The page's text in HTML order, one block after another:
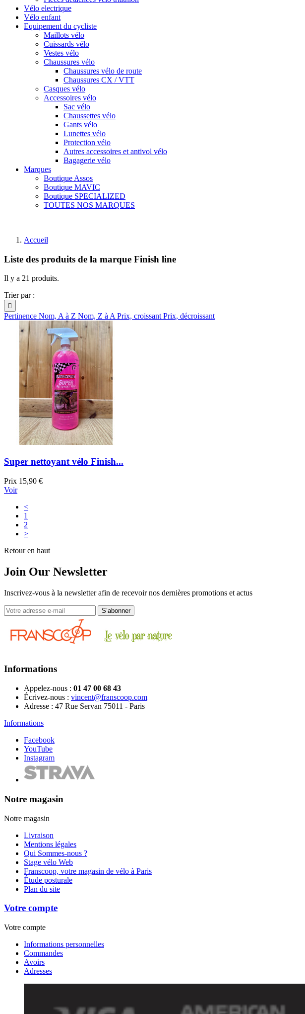
Vélo electrique
Vélo enfant
Equipement du cycliste
Maillots vélo
Cuissards vélo
Vestes vélo
Chaussures vélo
Chaussures vélo de route
Chaussures CX / VTT
Casques vélo
Accessoires vélo
Sac vélo
Chaussettes vélo
Gants vélo
Lunettes vélo
Protection vélo
Autres accessoires et antivol vélo
Bagagerie vélo
Marques
Boutique Assos
Boutique MAVIC
Boutique SPECIALIZED
TOUTES NOS MARQUES
Accueil
Liste des produits de la marque Finish line
Il y a 21 produits.
Trier par :

Pertinence Nom, A à Z Nom, Z à APrix, croissantPrix, décroissant
Super nettoyant vélo Finish...
Prix 15,90 €
Voir
<
1
2
>
Retour en haut
Join Our Newsletter
Inscrivez-vous à la newsletter afin de recevoir nos dernières promotions et actus
Informations
Appelez-nous : 01 47 00 68 43
Écrivez-nous : vincent@franscoop.com
Adresse : 47 Rue Servan 75011 - Paris
Informations
Facebook
YouTube
Instagram
Notre magasin
Notre magasin
Livraison
Mentions légales
Qui Sommes-nous ?
Stage vélo Web
Franscoop, votre magasin de vélo à Paris
Étude posturale
Plan du site
Votre compte
Votre compte
Informations personnelles
Commandes
Avoirs
Adresses